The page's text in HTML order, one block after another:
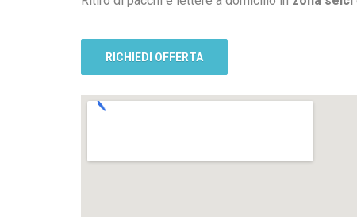
RICHIEDI OFFERTA